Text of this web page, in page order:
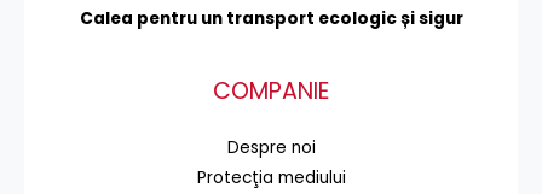
Calea pentru un transport ecologic și sigur
COMPANIE
Despre noi
Protecţia mediului